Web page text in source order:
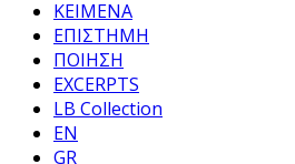
ΚΕΙΜΕΝΑ
ΕΠΙΣΤΗΜΗ
ΠΟΙΗΣΗ
EXCERPTS
LB Collection
EN
GR